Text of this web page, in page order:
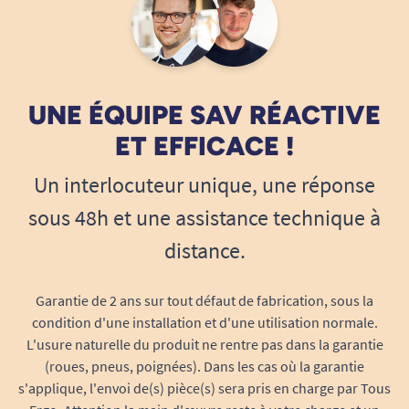
positionner à l’arrière du mur, exactement à
l’opposé des points de fixation du Relaxa. La
cloison se retrouve alors “prise en sandwich”
salle de bain, et la plaque renforcée à l’arrière,
côté technique ou pièce voisine. Lors des efforts
est alors diffusée sur une surface bien plus large
que les simples chevilles ou ancrages standards,
minimisant drastiquement tout risque
d’arrachage ou de fissuration du mur.
Répartition des charges sur une grande
surface
Convient aux murs à faible résistance
(BA13, cloisons sèches, etc.)
Garantie de longévité de la fixation, même
UNE ÉQUIPE SAV RÉACTIVE
ET EFFICACE !
Un interlocuteur unique, une réponse
sous 48h et une assistance technique à
distance.
Garantie de 2 ans sur tout défaut de fabrication, sous la
condition d'une installation et d'une utilisation normale.
L'usure naturelle du produit ne rentre pas dans la garantie
(roues, pneus, poignées). Dans les cas où la garantie
s'applique, l'envoi de(s) pièce(s) sera pris en charge par Tous